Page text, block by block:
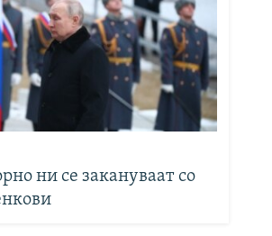
ни се закануваат со